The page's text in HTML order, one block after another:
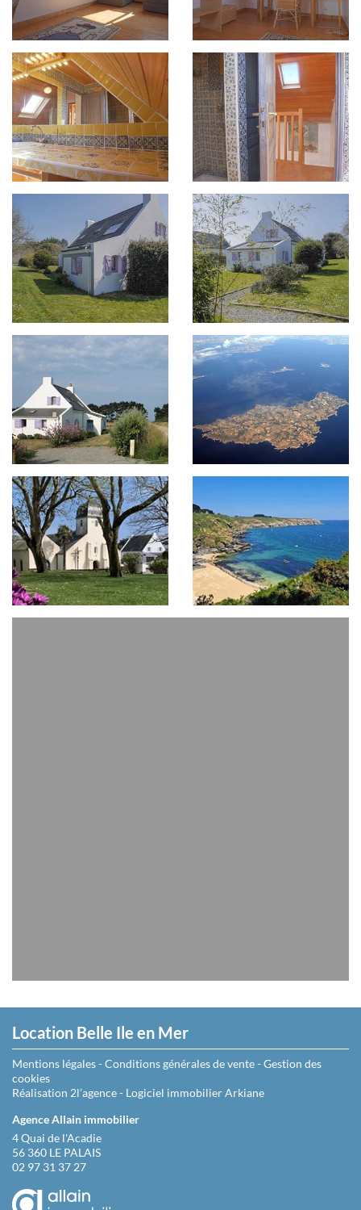
Location Belle Ile en Mer
Mentions légales-Conditions générales de vente-Gestion des
cookies
Réalisation 2l’agence- Logiciel immobilier Arkiane
Agence Allain immobilier
4 Quai de l'Acadie
56 360 LE PALAIS
02 97 31 37 27